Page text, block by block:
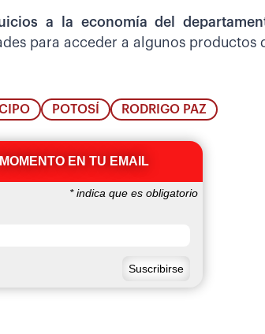
a la economía del
para acceder a algunos productos
POTOSÍ RODRIGO PAZ
EN TU EMAIL
*indica que es obligatorio